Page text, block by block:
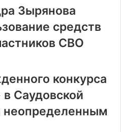
Зырянова
средств
СВО
конкурса
Саудовской
неопределенным